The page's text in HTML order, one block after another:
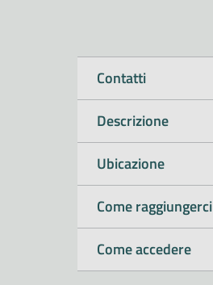
Contatti
Descrizione
Ubicazione
Come raggiungerci
Come accedere